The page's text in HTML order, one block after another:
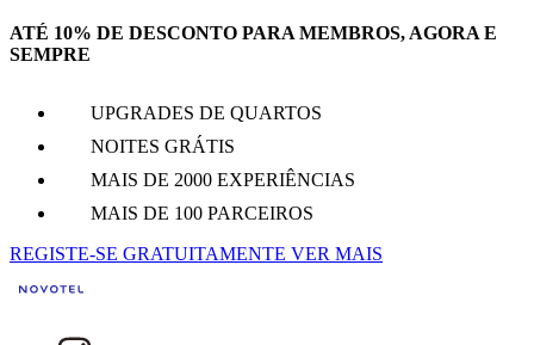
ATÉ 10% DE DESCONTO PARA MEMBROS, AGORA E
SEMPRE
UPGRADES DE QUARTOS
NOITES GRÁTIS
MAIS DE 2000 EXPERIÊNCIAS
MAIS DE 100 PARCEIROS
REGISTE-SE GRATUITAMENTE VER MAIS